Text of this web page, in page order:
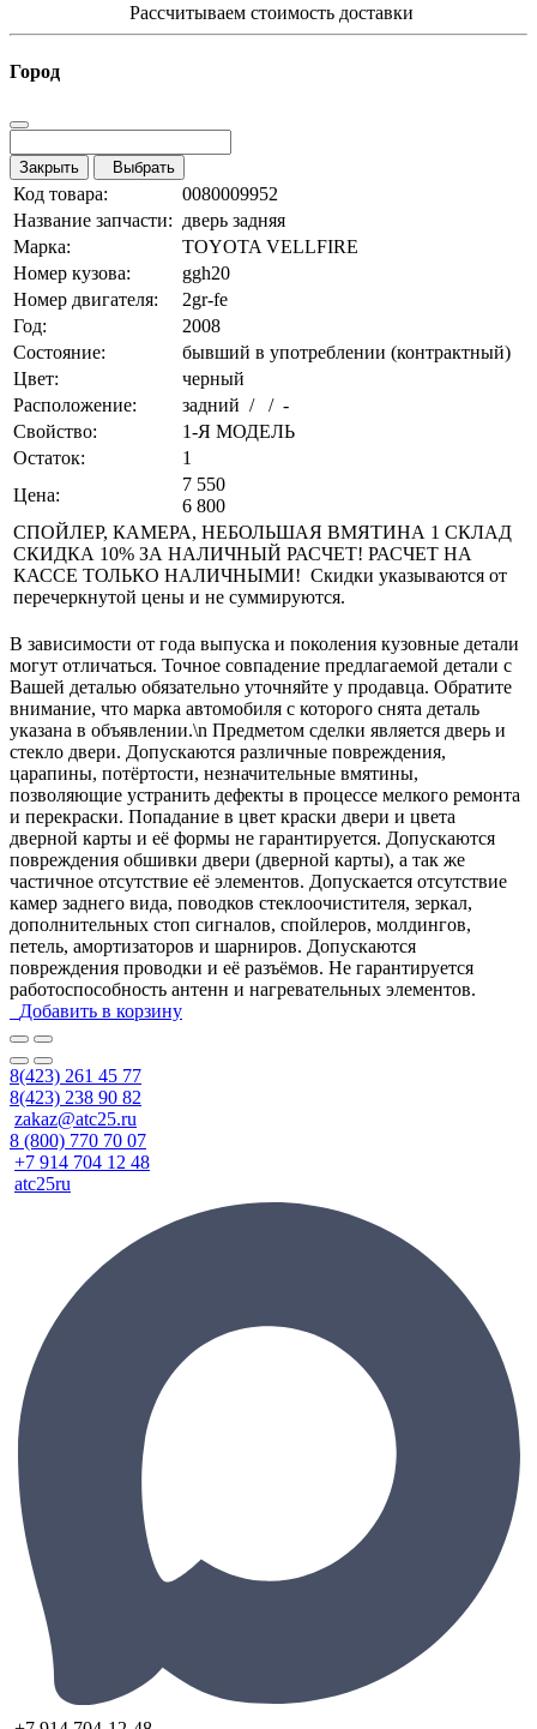
Рассчитываем стоимость доставки
Город
Закрыть Выбрать
Код товара:
0080009952
Название запчасти: дверь задняя
Марка:
TOYOTA VELLFIRE
Номер кузова:
ggh20
Номер двигателя:
2gr-fe
Год:
2008
Состояние:
бывший в употреблении (контрактный)
Цвет:
черный
Расположение:
задний / / -
Свойство:
1-Я МОДЕЛЬ
Остаток:
1
Цена:
7 550
6 800
СПОЙЛЕР, КАМЕРА, НЕБОЛЬШАЯ ВМЯТИНА 1 СКЛАД
СКИДКА 10% ЗА НАЛИЧНЫЙ РАСЧЕТ! РАСЧЕТ НА
КАССЕ ТОЛЬКО НАЛИЧНЫМИ! Скидки указываются от
перечеркнутой цены и не суммируются.
В зависимости от года выпуска и поколения кузовные детали
могут отличаться. Точное совпадение предлагаемой детали с
Вашей деталью обязательно уточняйте у продавца. Обратите
внимание, что марка автомобиля с которого снята деталь
указана в объявлении.\n Предметом сделки является дверь и
стекло двери. Допускаются различные повреждения,
царапины, потёртости, незначительные вмятины,
позволяющие устранить дефекты в процессе мелкого ремонта
и перекраски. Попадание в цвет краски двери и цвета
дверной карты и её формы не гарантируется. Допускаются
повреждения обшивки двери (дверной карты), а так же
частичное отсутствие её элементов. Допускается отсутствие
камер заднего вида, поводков стеклоочистителя, зеркал,
дополнительных стоп сигналов, спойлеров, молдингов,
петель, амортизаторов и шарниров. Допускаются
повреждения проводки и её разъёмов. Не гарантируется
работоспособность антенн и нагревательных элементов.
Добавить в корзину
8(423) 261 45 77
8(423) 238 90 82
zakaz@atc25.ru
8 (800) 770 70 07
+7 914 704 12 48
atc25ru